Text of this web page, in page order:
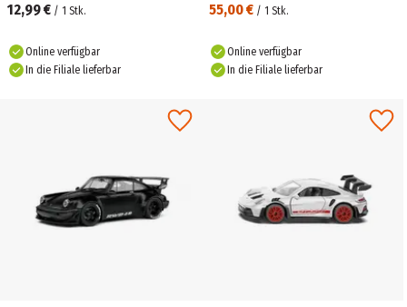
12,99 € / 1 Stk.
Online verfügbar
In die Filiale lieferbar
55,00 € / 1 Stk.
Online verfügbar
In die Filiale lieferbar